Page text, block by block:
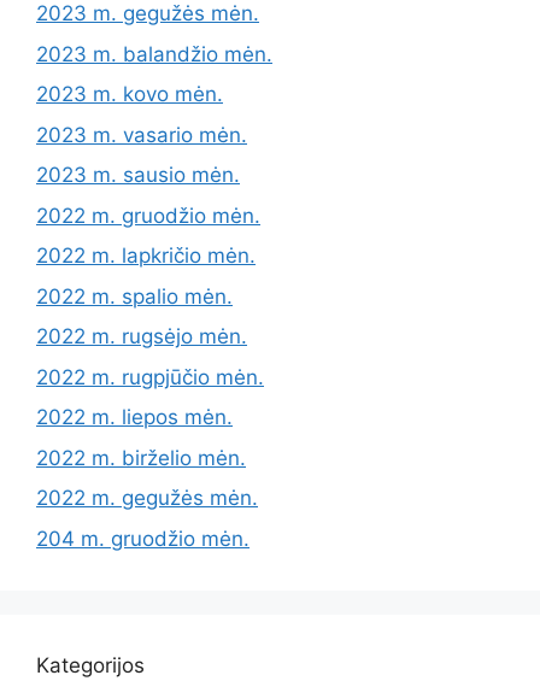
2023 m. gegužės mėn.
2023 m. balandžio mėn.
2023 m. kovo mėn.
2023 m. vasario mėn.
2023 m. sausio mėn.
2022 m. gruodžio mėn.
2022 m. lapkričio mėn.
2022 m. spalio mėn.
2022 m. rugsėjo mėn.
2022 m. rugpjūčio mėn.
2022 m. liepos mėn.
2022 m. birželio mėn.
2022 m. gegužės mėn.
204 m. gruodžio mėn.
Kategorijos